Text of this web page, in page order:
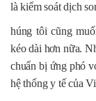
là kiểm soát dịch
húng tôi cũng
kéo dài hơn nữa.
chuẩn bị ứng phó
hệ thống y tế của